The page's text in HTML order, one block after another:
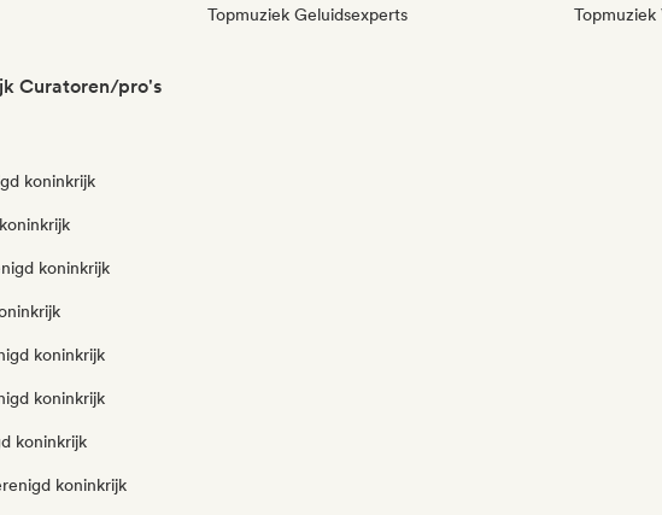
Topmuziek Geluidsexperts Topmuziek
Curatoren/pro's
koninkrijk
koninkrijk
koninkrijk
koninkrijk
koninkrijk
koninkrijk